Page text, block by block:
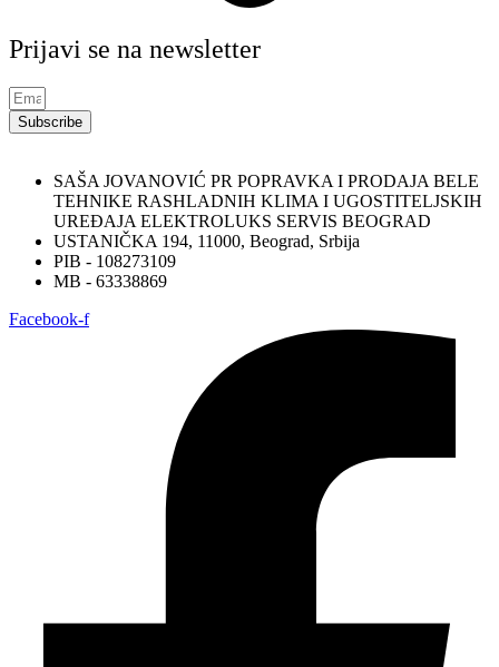
Prijavi se na newsletter
Subscribe
SAŠA JOVANOVIĆ PR POPRAVKA I PRODAJA BELE
TEHNIKE RASHLADNIH KLIMA I UGOSTITELJSKIH
UREĐAJA ELEKTROLUKS SERVIS BEOGRAD
USTANIČKA 194, 11000, Beograd, Srbija
PIB - 108273109
MB - 63338869
Facebook-f